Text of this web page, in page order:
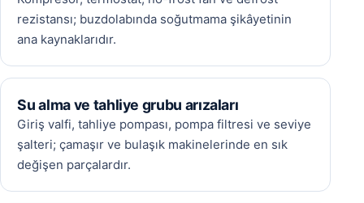
rezistansı; buzdolabında soğutmama şikâyetinin
ana kaynaklarıdır.
Su alma ve tahliye grubu arızaları
Giriş valfi, tahliye pompası, pompa filtresi ve seviye
şalteri; çamaşır ve bulaşık makinelerinde en sık
değişen parçalardır.